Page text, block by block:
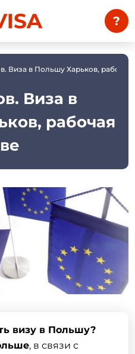
?
Виза в Польшу Харьков, рабочая
Виза в
рабочая
визу в Польшу?
, в связи с